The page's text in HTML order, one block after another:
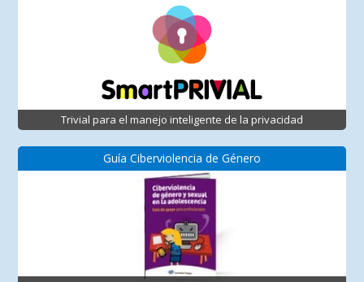
Trivial para el manejo inteligente de la privacidad
Guía Ciberviolencia de Género